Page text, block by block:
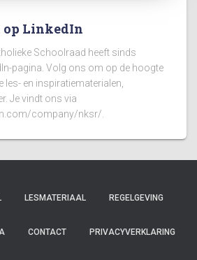
op LinkedIn
Schoolraad heeft sinds
pagina. Volg ons om op de hoogte
les- en inspiratiematerialen,
Je vindt ons via
company/nksr/.
LESMATERIAAL REGELGEVING
CONTACT PRIVACYVERKLARING